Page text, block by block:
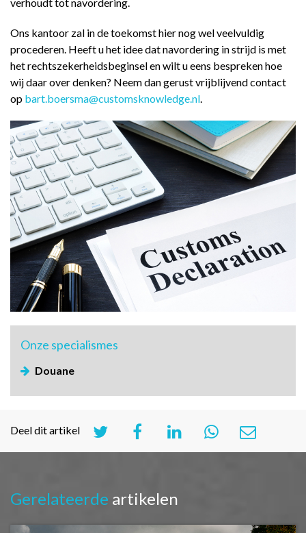
Ons kantoor zal in de toekomst hier nog wel veelvuldig
procederen. Heeft u het idee dat navordering in strijd is met
het rechtszekerheidsbeginsel en wilt u eens bespreken hoe
wij daar over denken? Neem dan gerust vrijblijvend contact
op bart.boersma@customsknowledge.nl.
Onze specialismes
Douane
Deel dit artikel
Gerelateerde artikelen